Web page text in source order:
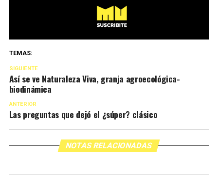
TEMAS:
SIGUIENTE
Así se ve Naturaleza Viva, granja agroecológica-
biodinámica
ANTERIOR
Las preguntas que dejó el ¿súper? clásico
NOTAS RELACIONADAS